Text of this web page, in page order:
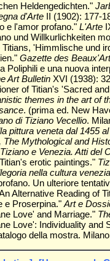
Heldengedichten."
d'ArteII (1902): 177-
e l'amor profano." L'Arte
und Willkurlichkeiten
'Himmlische und
Gazette des
Poliphili e una nuova
Art BulletinXVI (1938):
of Titian's 'Sacred
themes in the art of
. (prima ed. New
di Tiziano Vecellio.
pittura veneta dal 1455
The Mythological and
Tiziano e Venezia. Atti del
erotic paintings."
nella cultura
Un ulteriore
Alternative Reading of
e Proserpina." Art e
Love' and Marriage."
Love': Individuality and
della mostra.